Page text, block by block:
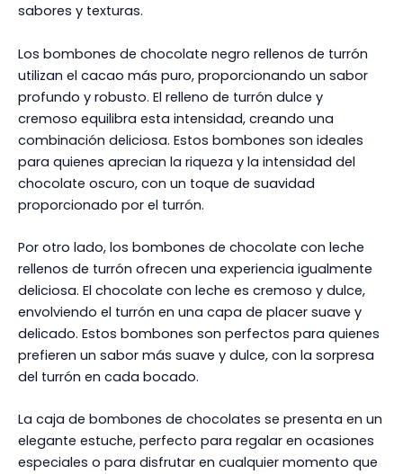
sabores y texturas.
Los bombones de chocolate negro rellenos de turrón
utilizan el cacao más puro, proporcionando un sabor
profundo y robusto. El relleno de turrón dulce y
cremoso equilibra esta intensidad, creando una
combinación deliciosa. Estos bombones son ideales
para quienes aprecian la riqueza y la intensidad del
chocolate oscuro, con un toque de suavidad
proporcionado por el turrón.
Por otro lado, los bombones de chocolate con leche
rellenos de turrón ofrecen una experiencia igualmente
deliciosa. El chocolate con leche es cremoso y dulce,
envolviendo el turrón en una capa de placer suave y
delicado. Estos bombones son perfectos para quienes
prefieren un sabor más suave y dulce, con la sorpresa
del turrón en cada bocado.
La caja de bombones de chocolates se presenta en un
elegante estuche, perfecto para regalar en ocasiones
especiales o para disfrutar en cualquier momento que